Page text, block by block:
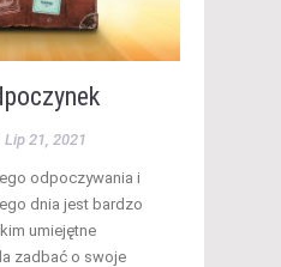
Lip 21, 2021
odpoczywania i
dnia jest bardzo
umiejętne
zadbać o swoje